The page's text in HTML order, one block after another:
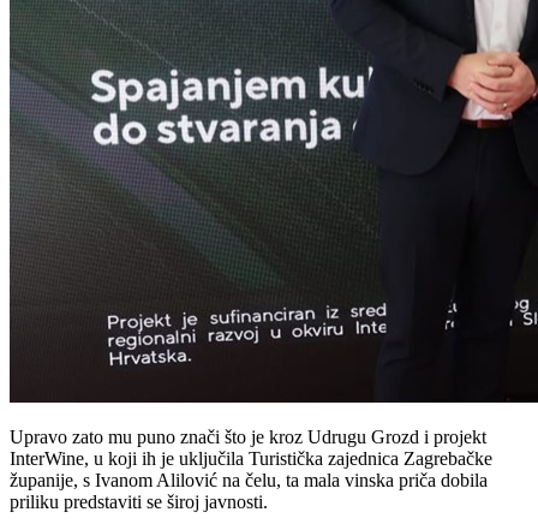
Upravo zato mu puno znači što je kroz Udrugu Grozd i projekt
InterWine, u koji ih je uključila Turistička zajednica Zagrebačke
županije, s Ivanom Alilović na čelu, ta mala vinska priča dobila
priliku predstaviti se široj javnosti.